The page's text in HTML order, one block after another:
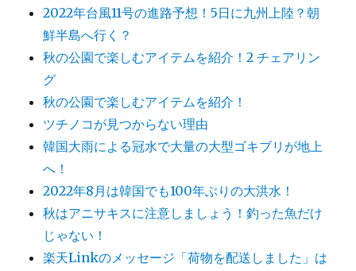
2022年台風11号の進路予想！5日に九州上陸？朝
鮮半島へ行く？
秋の公園で楽しむアイテムを紹介！2 チェアリン
グ
秋の公園で楽しむアイテムを紹介！
ツチノコが見つからない理由
韓国大雨による冠水で大量の大型ゴキブリが地上
へ！
2022年8月は韓国でも100年ぶりの大洪水！
秋はアニサキスに注意しましょう！釣った魚だけ
じゃない！
楽天Linkのメッセージ「荷物を配送しました」は